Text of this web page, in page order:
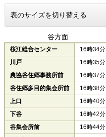
表のサイズを切り替える
谷方面
桜江総合センター
16時34分
川戸
16時35分
農協谷住郷事務所前
16時37分
谷住郷多目的集会所前
16時38分
上口
16時40分
下谷
16時42分
谷集会所前
16時44分